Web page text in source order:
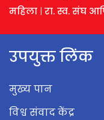
महिला | रा. स्व. संघ
उपयुक्त लिंक
मुख्य पान
विश्व संवाद केंद्र